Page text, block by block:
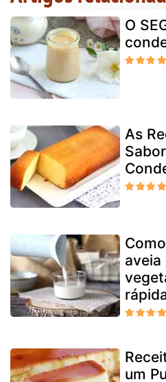
O
As
aveia
um